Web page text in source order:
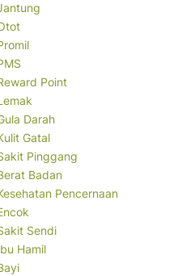
Point
Darah
Gatal
Pinggang
Badan
Pencernaan
Sendi
Hamil